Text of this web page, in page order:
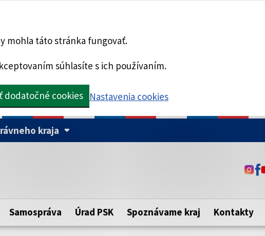
mohla táto stránka fungovať.
súhlasíte s ich používaním.
dodatočné cookies Nastavenia cookies
kraja
samosprávneho kraja.
Táto stránka je zabezpečená
zabezpečenú webovú
https:// pred názvom domény
Samospráva Úrad PSK Spoznávame kraj Kontakty